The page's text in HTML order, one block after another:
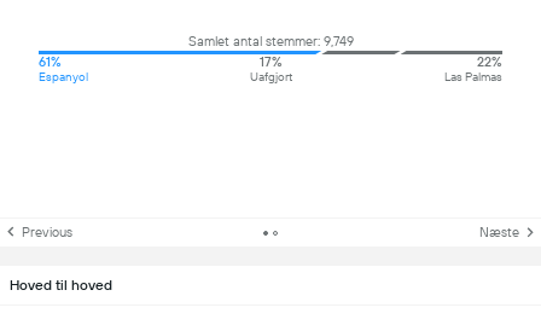
Samlet antal stemmer: 9,749
61%
Espanyol
17%
Uafgjort
22%
Las Palmas
Previous Næste
Hoved til hoved